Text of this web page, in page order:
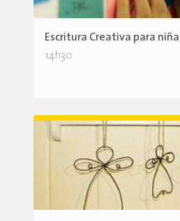
Escritura Creativa para
14h30